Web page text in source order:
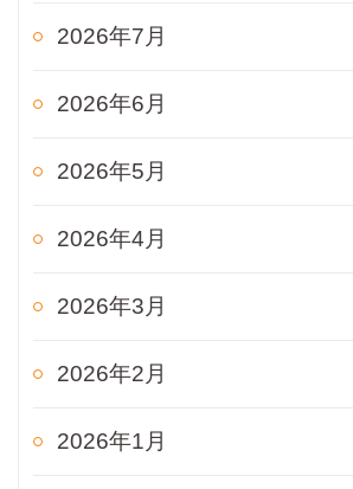
2026年7月
2026年6月
2026年5月
2026年4月
2026年3月
2026年2月
2026年1月